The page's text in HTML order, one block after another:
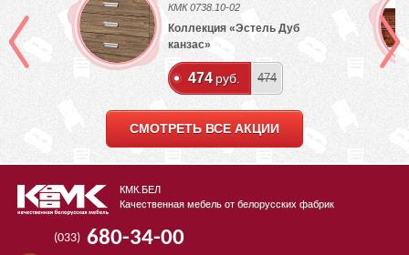
КМК 0738.10-02
Коллекция «Эстель Дуб
канзас»
474 руб. 474
СМОТРЕТЬ ВСЕ АКЦИИ
КМК.БЕЛ
Качественная мебель от белорусских фабрик
(033) 680-34-00